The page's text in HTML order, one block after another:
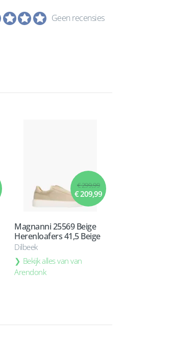
Geen recensies
€ 299,99
€ 209,99
Magnanni 25569 Beige
Herenloafers 41,5 Beige
Dilbeek
Bekijk alles van van
Arendonk